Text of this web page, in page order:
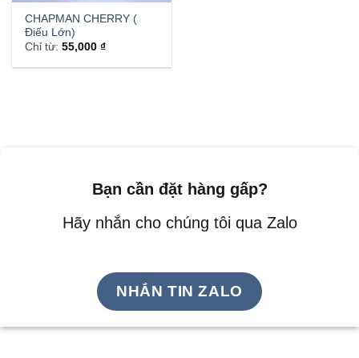
CHAPMAN CHERRY (
Điếu Lớn)
Chỉ từ:55,000₫
Bạn cần đặt hàng gấp?
Hãy nhắn cho chúng tôi qua Zalo
NHẮN TIN ZALO